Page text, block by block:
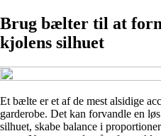
Brug bælter til at
kjolens silhuet
Et bælte er et af de mest alsidige
garderobe. Det kan forvandle en
silhuet, skabe balance i